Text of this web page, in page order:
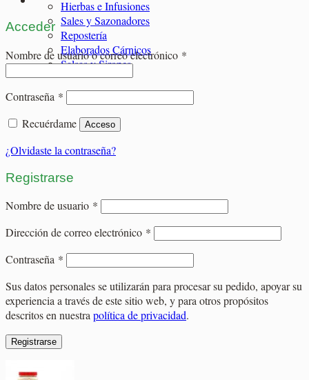
Hierbas e Infusiones
Sales y Sazonadores
Repostería
Elaborados Cárnicos
Salsas y Siropes
Acceder
Nombre de usuario o correo electrónico *
Contraseña * Obligatorio
Recuérdame
Acceso
¿Olvidaste la contraseña?
Registrarse
Nombre de usuario * Obligatorio
Dirección de correo electrónico * Obligatorio
Contraseña * Obligatorio
Sus datos personales se utilizarán para procesar su pedido, apoyar su
experiencia a través de este sitio web, y para otros propósitos
descritos en nuestrapolítica de privacidad.
Registrarse